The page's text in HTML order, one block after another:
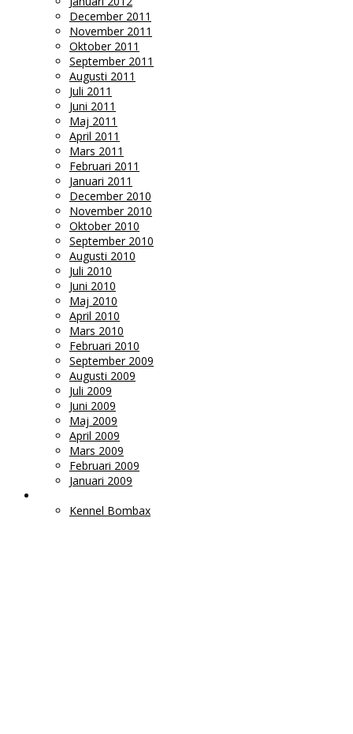
December 2011
November 2011
Oktober 2011
September 2011
Augusti 2011
Juli 2011
Juni 2011
Maj 2011
April 2011
Mars 2011
Februari 2011
Januari 2011
December 2010
November 2010
Oktober 2010
September 2010
Augusti 2010
Juli 2010
Juni 2010
Maj 2010
April 2010
Mars 2010
Februari 2010
September 2009
Augusti 2009
Juli 2009
Juni 2009
Maj 2009
April 2009
Mars 2009
Februari 2009
Januari 2009
Kennel Bombax